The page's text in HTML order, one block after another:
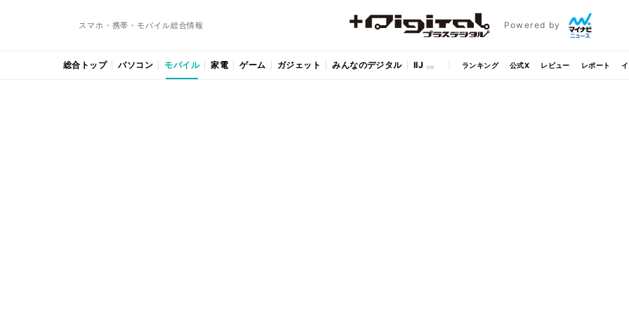
スマホ・携帯・モバイル総合情報 Powered by
総合トップ パソコン モバイル 家電 ゲーム ガジェット みんなのデジタル IIJ ランキング 公式X レビュー レポート